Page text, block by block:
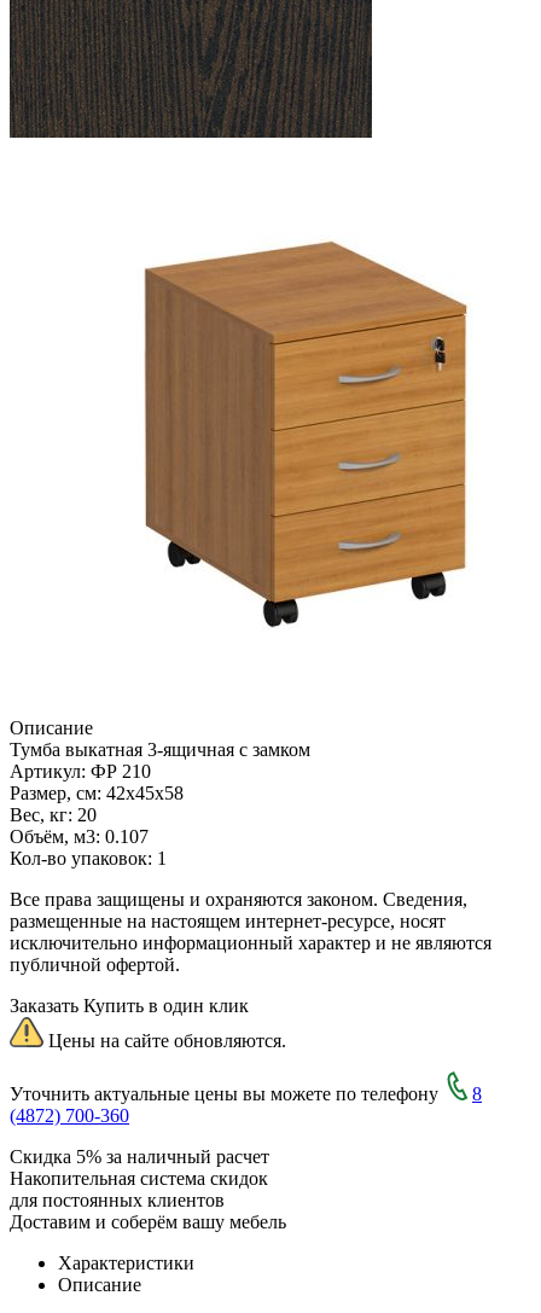
Описание
Тумба выкатная 3-ящичная с замком
Артикул: ФР 210
Размер, см: 42x45x58
Вес, кг: 20
Объём, м3: 0.107
Кол-во упаковок: 1
Все права защищены и охраняются законом. Сведения,
размещенные на настоящем интернет-ресурсе, носят
исключительно информационный характер и не являются
публичной офертой.
Заказать Купить в один клик
Цены на сайте обновляются.
Уточнить актуальные цены вы можете по телефону
8
(4872) 700-360
Скидка 5% за наличный расчет
Накопительная система скидок
для постоянных клиентов
Доставим и соберём вашу мебель
Характеристики
Описание